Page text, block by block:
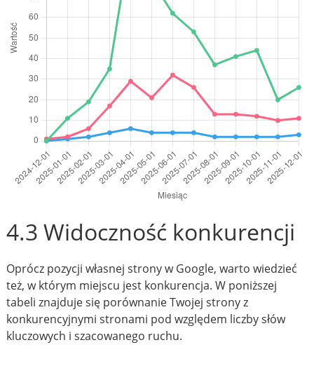
4.3 Widoczność konkurencji
Oprócz pozycji własnej strony w Google, warto wiedzieć
też, w którym miejscu jest konkurencja. W poniższej
tabeli znajduje się porównanie Twojej strony z
konkurencyjnymi stronami pod względem liczby słów
kluczowych i szacowanego ruchu.